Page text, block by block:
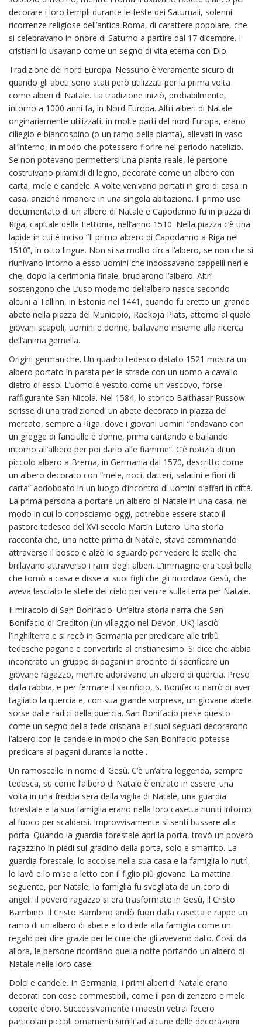
decorare i loro templi durante le feste dei Saturnali, solenni
ricorrenze religiose dell’antica Roma, di carattere popolare, che
si celebravano in onore di Saturno a partire dal 17 dicembre. I
cristiani lo usavano come un segno di vita eterna con Dio.
Tradizione del nord Europa. Nessuno è veramente sicuro di
quando gli abeti sono stati però utilizzati per la prima volta
come alberi di Natale. La tradizione iniziò, probabilmente,
intorno a 1000 anni fa, in Nord Europa. Altri alberi di Natale
originariamente utilizzati, in molte parti del nord Europa, erano
ciliegio e biancospino (o un ramo della pianta), allevati in vaso
all’interno, in modo che potessero fiorire nel periodo natalizio.
Se non potevano permettersi una pianta reale, le persone
costruivano piramidi di legno, decorate come un albero con
carta, mele e candele. A volte venivano portati in giro di casa in
casa, anziché rimanere in una singola abitazione. Il primo uso
documentato di un albero di Natale e Capodanno fu in piazza di
Riga, capitale della Lettonia, nell’anno 1510. Nella piazza c’è una
lapide in cui è inciso “Il primo albero di Capodanno a Riga nel
1510”, in otto lingue. Non si sa molto circa l’albero, se non che si
riunivano intorno a esso uomini che indossavano cappelli neri e
che, dopo la cerimonia finale, bruciarono l’albero. Altri
sostengono che L’uso moderno dell’albero nasce secondo
alcuni a Tallinn, in Estonia nel 1441, quando fu eretto un grande
abete nella piazza del Municipio, Raekoja Plats, attorno al quale
giovani scapoli, uomini e donne, ballavano insieme alla ricerca
dell’anima gemella.
Origini germaniche. Un quadro tedesco datato 1521 mostra un
albero portato in parata per le strade con un uomo a cavallo
dietro di esso. L’uomo è vestito come un vescovo, forse
raffigurante San Nicola. Nel 1584, lo storico Balthasar Russow
scrisse di una tradizionedi un abete decorato in piazza del
mercato, sempre a Riga, dove i giovani uomini “andavano con
un gregge di fanciulle e donne, prima cantando e ballando
intorno all’albero per poi darlo alle fiamme”. C’è notizia di un
piccolo albero a Brema, in Germania dal 1570, descritto come
un albero decorato con “mele, noci, datteri, salatini e fiori di
carta” addobbato in un luogo d’incontro di uomini d’affari in città.
La prima persona a portare un albero di Natale in una casa, nel
modo in cui lo conosciamo oggi, potrebbe essere stato il
pastore tedesco del XVI secolo Martin Lutero. Una storia
racconta che, una notte prima di Natale, stava camminando
attraverso il bosco e alzò lo sguardo per vedere le stelle che
brillavano attraverso i rami degli alberi. L’immagine era così bella
che tornò a casa e disse ai suoi figli che gli ricordava Gesù, che
aveva lasciato le stelle del cielo per venire sulla terra per Natale.
Il miracolo di San Bonifacio. Un’altra storia narra che San
Bonifacio di Crediton (un villaggio nel Devon, UK) lasciò
l’Inghilterra e si recò in Germania per predicare alle tribù
tedesche pagane e convertirle al cristianesimo. Si dice che abbia
incontrato un gruppo di pagani in procinto di sacrificare un
giovane ragazzo, mentre adoravano un albero di quercia. Preso
dalla rabbia, e per fermare il sacrificio, S. Bonifacio narrò di aver
tagliato la quercia e, con sua grande sorpresa, un giovane abete
sorse dalle radici della quercia. San Bonifacio prese questo
come un segno della fede cristiana e i suoi seguaci decorarono
l’albero con le candele in modo che San Bonifacio potesse
predicare ai pagani durante la notte .
Un ramoscello in nome di Gesù. C’è un’altra leggenda, sempre
tedesca, su come l’albero di Natale è entrato in essere: una
volta in una fredda sera della vigilia di Natale, una guardia
forestale e la sua famiglia erano nella loro casetta riuniti intorno
al fuoco per scaldarsi. Improvvisamente si sentì bussare alla
porta. Quando la guardia forestale aprì la porta, trovò un povero
ragazzino in piedi sul gradino della porta, solo e smarrito. La
guardia forestale, lo accolse nella sua casa e la famiglia lo nutrì,
lo lavò e lo mise a letto con il figlio più giovane. La mattina
seguente, per Natale, la famiglia fu svegliata da un coro di
angeli: il povero ragazzo si era trasformato in Gesù, il Cristo
Bambino. Il Cristo Bambino andò fuori dalla casetta e ruppe un
ramo di un albero di abete e lo diede alla famiglia come un
regalo per dire grazie per le cure che gli avevano dato. Così, da
allora, le persone ricordano quella notte portando un albero di
Natale nelle loro case.
Dolci e candele. In Germania, i primi alberi di Natale erano
decorati con cose commestibili, come il pan di zenzero e mele
coperte d’oro. Successivamente i maestri vetrai fecero
particolari piccoli ornamenti simili ad alcune delle decorazioni